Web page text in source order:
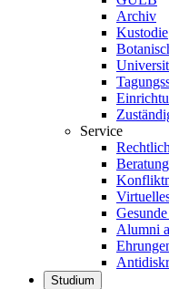
Archiv
Kustodie
Service
Alumni
Studium